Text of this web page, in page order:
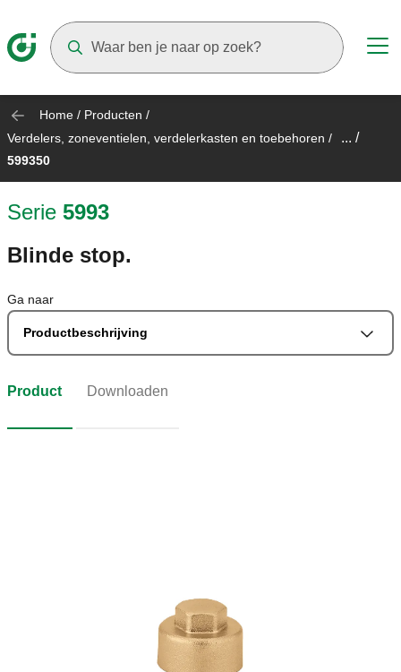
Home / Producten /
Verdelers, zoneventielen, verdelerkasten en toebehoren / ... /
599350
Serie 5993
Blinde stop.
Ga naar
Productbeschrijving
Product Downloaden